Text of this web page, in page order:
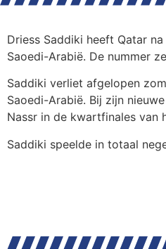
Driess Saddiki heeft Qatar
Saoedi-Arabië. De nummer
Saddiki verliet afgelopen
Saoedi-Arabië. Bij zijn
Nassr in de kwartfinales van
Saddiki speelde in totaal